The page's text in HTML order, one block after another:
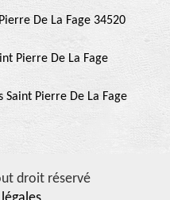
De La Fage 34520
Pierre De La Fage
Pierre De La Fage
droit réservé